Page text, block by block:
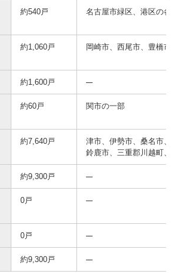
約540戸 名古屋市緑区、港区の各
約1,060戸 岡崎市、西尾市、豊橋市
約1,600戸
約60戸 関市の一部
約7,640戸
津市、伊勢市、桑名市、
鈴鹿市、三重郡川越町、
約9,300戸
0戸
0戸
約9,300戸